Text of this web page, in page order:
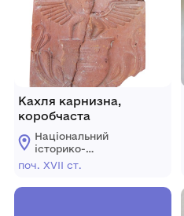
Кахля карнизна,
коробчаста
Національний
історико-
архітектурний
"Кам'янець"
поч. XVII ст.